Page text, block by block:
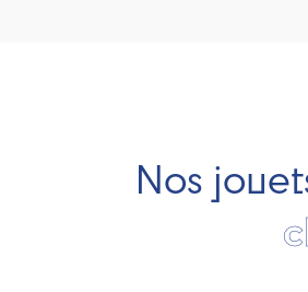
Nos